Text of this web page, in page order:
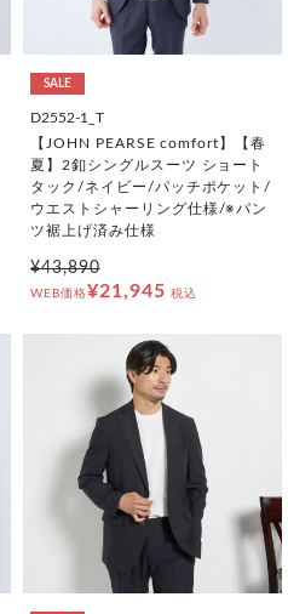
SALE
D2552-1_T
【JOHN PEARSE comfort】【春
夏】2釦シングルスーツ ショート
タック/ネイビー/パッチポケット/
ウエストシャーリング仕様/※パン
ツ裾上げ済み仕様
¥43,890
WEB価格¥21,945 税込